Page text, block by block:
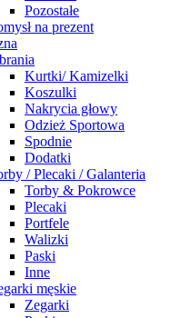
Pozostałe
na prezent
Kurtki/ Kamizelki
Koszulki
Nakrycia głowy
Odzież Sportowa
Spodnie
Dodatki
/ Plecaki / Galanteria
Torby & Pokrowce
Plecaki
Portfele
Walizki
Paski
Inne
męskie
Zegarki